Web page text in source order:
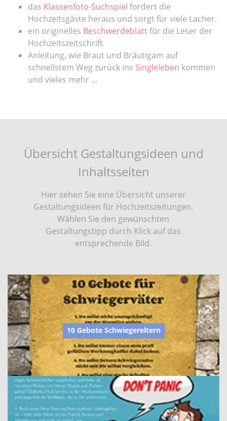
das Klassenfoto-Suchspiel fordert die
Hochzeitsgäste heraus und sorgt für viele Lacher.
ein originelles Beschwerdeblattfür die Leser der
Hochzeitszeitschrift.
Anleitung, wie Braut und Bräutigam auf
schnellstem Weg zurück ins Singleleben kommen
und vieles mehr ...
Übersicht Gestaltungsideen und
Inhaltsseiten
Hier sehen Sie eine Übersicht unserer
Gestaltungsideen für Hochzeitszeitungen.
Wählen Sie den gewünschten
Gestaltungstipp durch Klick auf das
entsprechende Bild.
10 Gebote Schwiegereltern